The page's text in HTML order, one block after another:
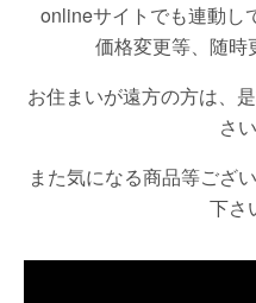
onlineサイトでも連動し
価格変更等、随時
お住まいが遠方の方は、
さ
また気になる商品等ござ
下さ